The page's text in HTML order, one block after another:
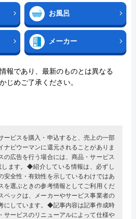
お風呂
メーカー
報であり、最新のものとは異なる
じめご了承ください。
ビスを購入・申込すると、売上の一部
ナビウーマンに還元されることがありま
広告を行う場合には、商品・サービス
ます。◆紹介している情報は、必ずし
安全性・有効性を示しているわけではあ
を選ぶときの参考情報としてご利用くだ
ックは、メーカーやサービス事業者の
にしています。◆記事内容は記事作成時
サービスのリニューアルによって仕様や